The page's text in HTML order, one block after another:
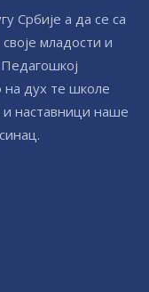
Србије а да се са
младости и
на дух те школе
наставници наше